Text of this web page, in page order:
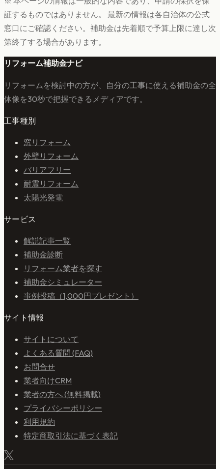
証するものではありません。 最新の情報は各自治体の公式
窓口にご確認ください。補助金は先着順で予算上限に達し次
第終了する場合があります。
リフォーム補助金ナビ
リフォームを検討中の方が、自分の工事に使える補助金の全
体像を30秒で把握できるメディアです。
工事種別
窓リフォーム
外壁リフォーム
バリアフリー
耐震リフォーム
太陽光発電
サービス
解説記事一覧
補助金診断
リフォーム業者を探す
補助金シミュレーター
事例投稿（1,000円プレゼント）
サイト情報
サイトについて
よくある質問 (FAQ)
お問合せ
業者向けCRM
業者の方へ (無料掲載)
プライバシーポリシー
利用規約
特定商取引法に基づく表記